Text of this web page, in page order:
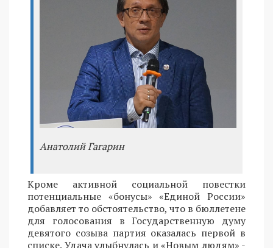
Анатолий Гагарин
Кроме активной социальной повестки
потенциальные «бонусы» «Единой России»
добавляет то обстоятельство, что в бюллетене
для голосования в Государственную думу
девятого созыва партия оказалась первой в
списке. Удача улыбнулась и «Новым людям» -